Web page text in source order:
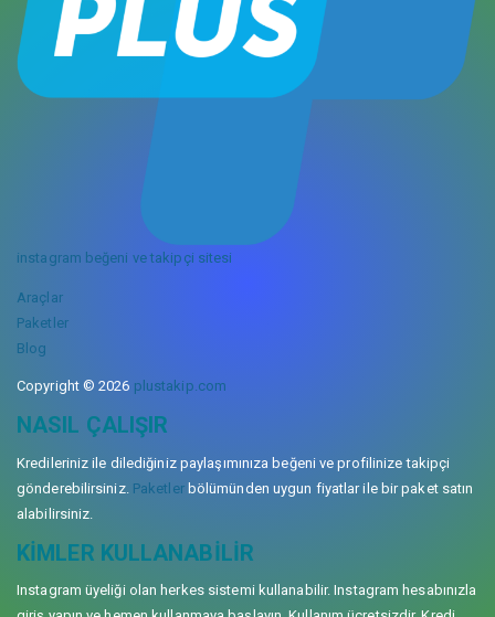
instagram beğeni ve takipçi sitesi
Araçlar
Paketler
Blog
Copyright © 2026 plustakip.com
NASIL ÇALIŞIR
Kredileriniz ile dilediğiniz paylaşımınıza beğeni ve profilinize takipçi
gönderebilirsiniz. Paketlerbölümünden uygun fiyatlar ile bir paket satın
alabilirsiniz.
KIMLER KULLANABILIR
Instagram üyeliği olan herkes sistemi kullanabilir. Instagram hesabınızla